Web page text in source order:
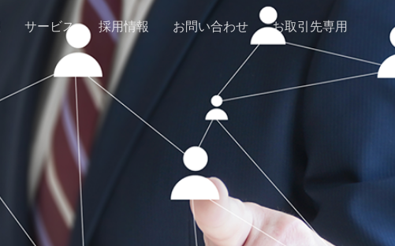
サービス 採用情報 お問い合わせ お取引先専用